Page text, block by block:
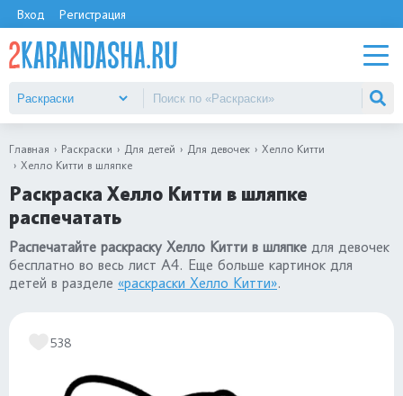
Вход Регистрация
Главная Раскраски Для детей Для девочек
Хелло Китти
Хелло Китти в шляпке
Раскраска Хелло Китти в шляпке
распечатать
Распечатайте раскраску Хелло Китти в шляпке для девочек
бесплатно во весь лист А4. Еще больше картинок для
детей в разделе «раскраски Хелло Китти».
538